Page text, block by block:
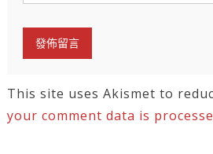
This site uses Akismet to
your comment data is